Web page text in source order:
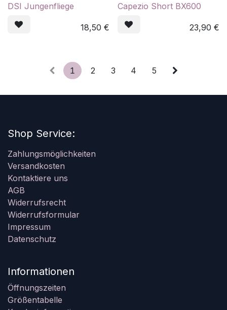
DSI Jungenfliege
18,50 €
Capezio Short BX600
23,90 €
1 2 3 4 5
Shop Service:
Zahlungsmöglichkeiten
Versandkosten
Kontaktiere uns
AGB
Widerrufsrecht
Widerrufsformular
Impressum
Datenschutz
Informationen
Öffnungszeiten
Größentabelle